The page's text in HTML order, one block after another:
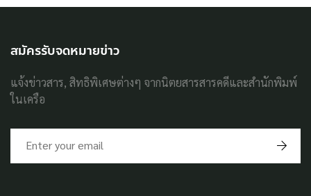
สมัครรับจดหมายข่าว
แจ้งข่าวสาร, สิทธิพิเศษต่างๆ จากนิตยสารสารคดีและสำนักพิมพ์
ในเครือ